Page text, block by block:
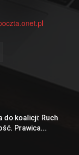
do koalicji: Ruch
Prawica...